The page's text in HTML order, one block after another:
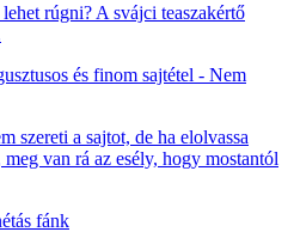
rúgni? A svájci teaszakértő
és finom sajtétel - Nem
szereti a sajtot, de ha elolvassa
van rá az esély, hogy mostantól
fánk